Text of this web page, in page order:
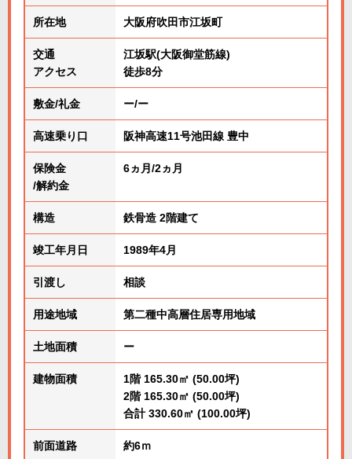
所在地 大阪府吹田市江坂町
交通
アクセス
江坂駅(大阪御堂筋線)
徒歩8分
敷金/礼金 ー/ー
高速乗り口 阪神高速11号池田線 豊中
保険金
/解約金
6ヵ月/2ヵ月
構造 鉄骨造 2階建て
竣工年月日 1989年4月
引渡し 相談
用途地域 第二種中高層住居専用地域
土地面積 ー
建物面積
1階 165.30㎡ (50.00坪)
2階 165.30㎡ (50.00坪)
合計 330.60㎡ (100.00坪)
前面道路 約6ｍ